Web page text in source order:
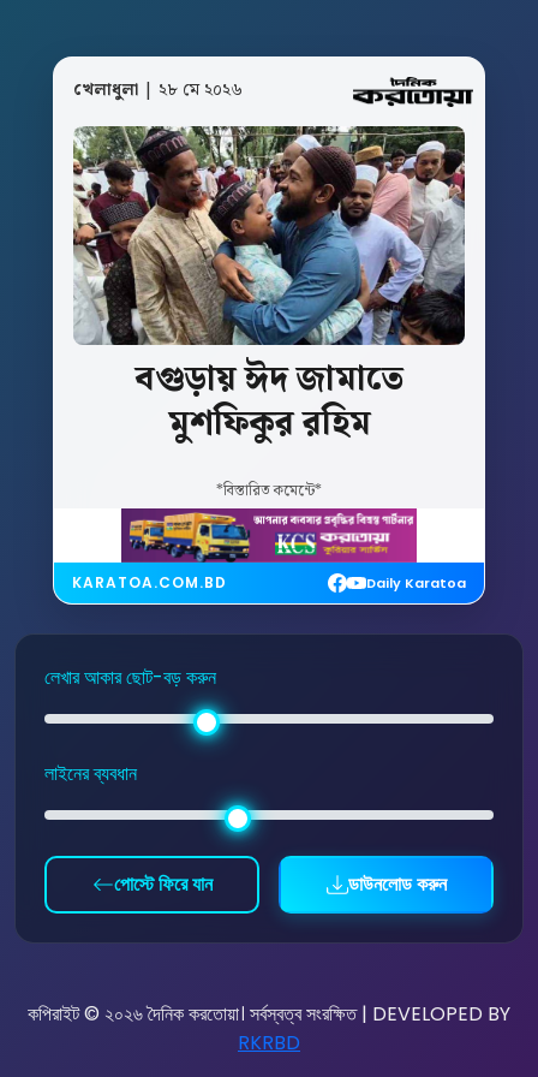
খেলাধুলা | ২৮ মে ২০২৬
বগুড়ায়ঈদজামাতে
মুশফিকুররহিম
*বিস্তারিত কমেন্টে*
KARATOA.COM.BD Daily Karatoa
লেখার আকার ছোট-বড় করুন
লাইনের ব্যবধান
পোস্টে ফিরে যান ডাউনলোড করুন
কপিরাইট © ২০২৬ দৈনিক করতোয়া। সর্বস্বত্ব সংরক্ষিত | DEVELOPED BY
RKRBD